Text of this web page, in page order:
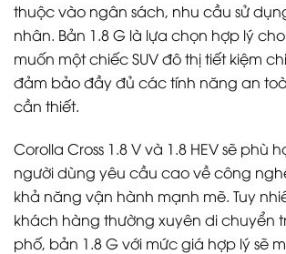
thuộc vào ngân sách, nhu cầu sử
nhân. Bản 1.8 G là lựa chọn hợp lý
muốn một chiếc SUV đô thị tiết kiệm
đảm bảo đầy đủ các tính năng an
cần thiết.
Corolla Cross 1.8 V và 1.8 HEV sẽ phù
người dùng yêu cầu cao về công
khả năng vận hành mạnh mẽ. Tuy
khách hàng thường xuyên di chuyển
phố, bản 1.8 G với mức giá hợp lý sẽ